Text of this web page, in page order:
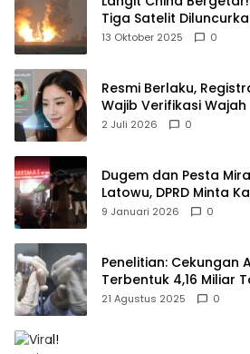
Tiga Satelit
13 Oktober 2025 0
Resmi Berlaku,
Wajib Verifikasi Wajah
2 Juli 2026 0
Dugem dan Pesta
Latowu, DPRD Minta
9 Januari 2026 0
Penelitian: Cekungan
Terbentuk 4,16 Miliar
21 Agustus 2025 0